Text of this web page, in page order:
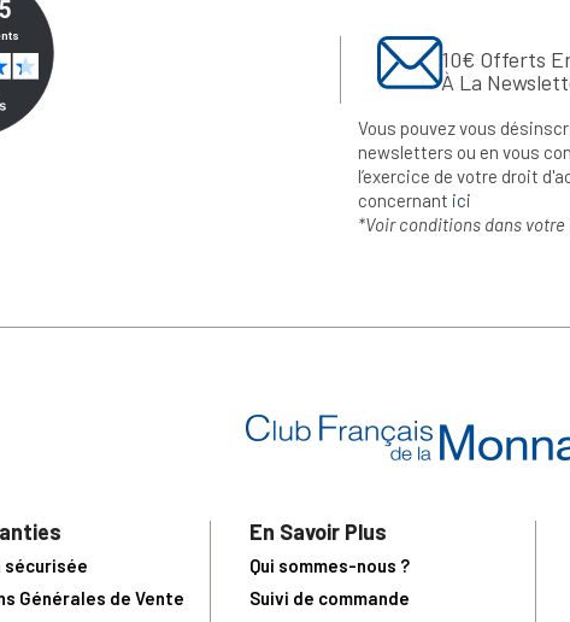
10€ Offerts
À La
Vous pouvez vous
newsletters ou en vous
l’exercice de votre droit
concernant ici
*Voir conditions dans
sécurisée
Générales de Vente
En Savoir Plus
Qui sommes-nous ?
Suivi de commande